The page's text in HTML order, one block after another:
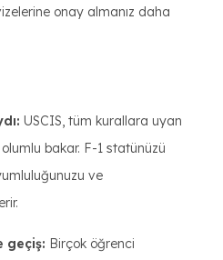
onay almanız daha
USCIS, tüm kurallara uyan
bakar. F-1 statünüzü
ve
geçiş: Birçok öğrenci